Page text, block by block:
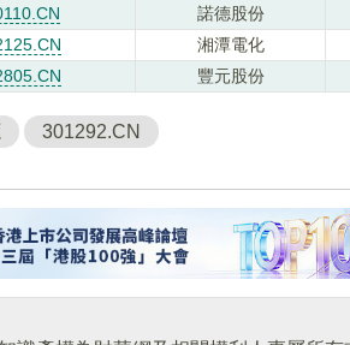
諾德股份
湘潭電化
豐元股份
301292.CN